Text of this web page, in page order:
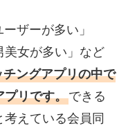
ザーが多い」
美女が多い」など
ングアプリの中で
プリです。できる
えている会員同